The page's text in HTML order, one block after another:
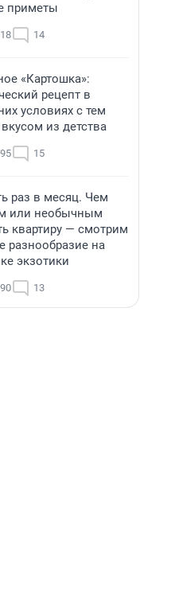
приметы
14
«Картошка»:
рецепт в
условиях с тем
из детства
15
раз в месяц. Чем
или необычным
квартиру — смотрим
разнообразие на
экзотики
13